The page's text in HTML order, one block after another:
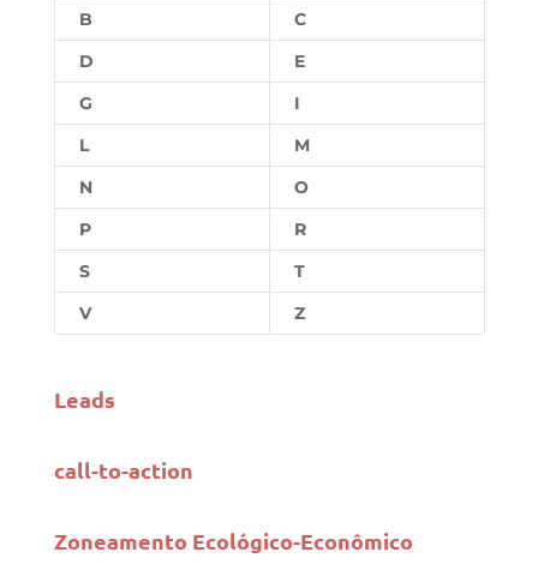
B
C
D
E
G
I
L
M
N
O
P
R
S
T
V
Z
Leads
call-to-action
Zoneamento Ecológico-Econômico